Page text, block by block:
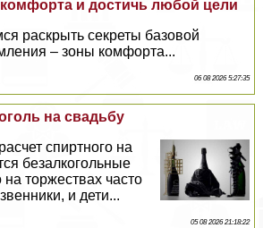
и достичь любой цели
раскрыть секреты базовой
– зоны комфорта...
06 08 2026 5:27:35
на свадьбу
спиртного на
безалкогольные
на торжествах часто
и дети...
05 08 2026 21:18:22